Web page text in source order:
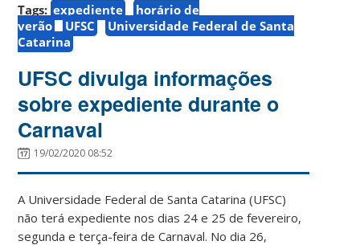
Tags: expediente
horário de
verão
UFSC
Universidade Federal de Santa
Catarina
UFSC divulga informações
sobre expediente durante o
Carnaval
19/02/2020 08:52
A Universidade Federal de Santa Catarina (UFSC)
não terá expediente nos dias 24 e 25 de fevereiro,
segunda e terça-feira de Carnaval. No dia 26,